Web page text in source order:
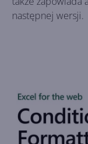
następnej wersji.